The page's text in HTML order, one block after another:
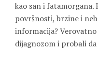
kao san i fatamorgana.
površnosti, brzine i
informacija?
dijagnozom i probali